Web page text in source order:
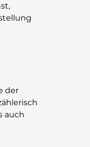
der
auch